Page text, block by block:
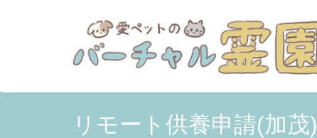
リモート供養申請(加茂)